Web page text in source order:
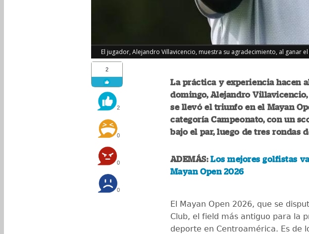
El jugador, Alejandro Villavicencio, muestra su agradecimiento, al ganar
2
2
0
0
0
La práctica y experiencia hacen
domingo, Alejandro
se llevó el triunfo en el Mayan
categoría Campeonato, con un
bajo el par, luego de tres rondas
ADEMÁS:Los mejores golfistas
Mayan Open 2026
El Mayan Open 2026, que se
Club, el field más antiguo para la
deporte en Centroamérica. Es de